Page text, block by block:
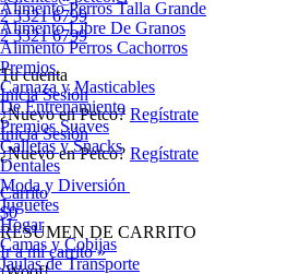
2 3321 6799
2 3321 6799
Tu cuenta
Inicia Sesión
¿Nuevo en Petco? Regístrate
Inicia Sesión
¿Nuevo en Petco? Regístrate
Carrito
$0
RESUMEN DE CARRITO
Ir a mi carrito »
Alimento Perros Talla Grande
Alimento Libre De Granos
Alimento Perros Cachorros
Premios
Carnaza y Masticables
De Entrenamiento
Premios Suaves
Galletas y Snacks
Dentales
Moda y Diversión
Juguetes
Hogar
Camas y Cobijas
Jaulas de Transporte